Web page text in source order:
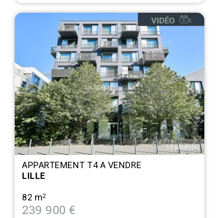
13 photo(s)
APPARTEMENT T4 A VENDRE
LILLE
82 m2
239 900 €